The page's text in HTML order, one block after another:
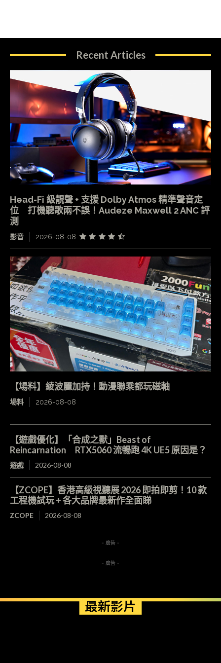
Recent Articles
Head-Fi 級靚聲 + 支援 Dolby Atmos 精準聲音定
位 打機聽歌兩不誤！Audeze Maxwell 2 ANC 評
測
影音 2026-08-08
【場料】綾波麗加持！動漫聯乘都玩磁軸
場料 2026-08-08
【遊戲優化】「合成之獸」Beast of
Reincarnation RTX5060 流暢跑 4K UE5 原因是？
遊戲 2026-08-08
【ZCOPE】香港高級視聽展 2026 即拍即剪！10 款
工程機試玩 + 各大品牌最新作全面睇
ZCOPE 2026-08-08
- 廣告 -
- 廣告 -
最新影片